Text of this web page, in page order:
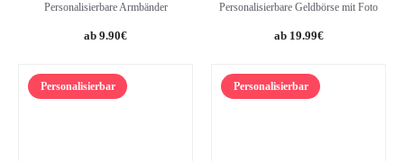
Personalisierbare Armbänder
9.90€
Personalisierbare Geldbörse mit Foto
19.99€
Personalisierbar Personalisierbar